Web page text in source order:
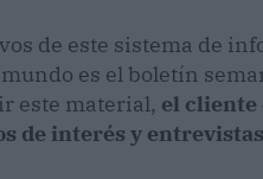
de este sistema de
es el boletín
este material, el cliente
de interés y